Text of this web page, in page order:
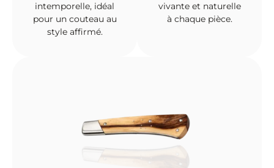
intemporelle, idéal
pour un couteau au
style affirmé.
vivante et naturelle
à chaque pièce.